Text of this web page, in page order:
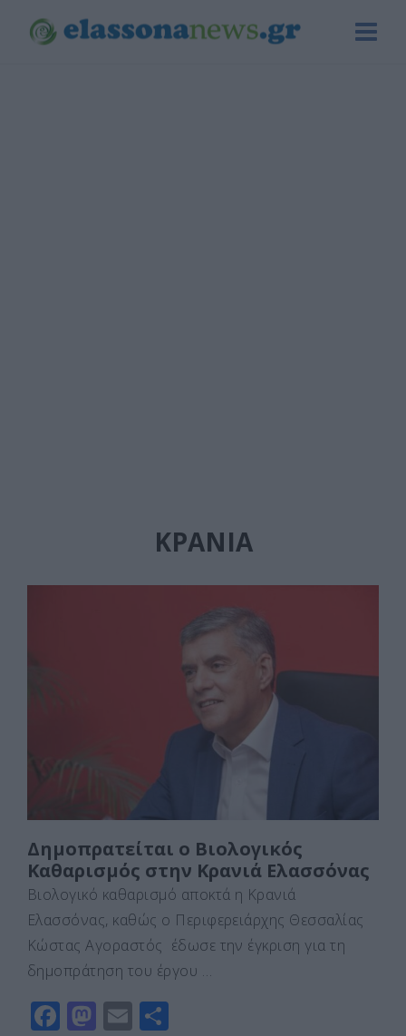
ΚΡΑΝΙΆ
Δημοπρατείται ο Βιολογικός
Καθαρισμός στην Κρανιά Ελασσόνας
Βιολογικό καθαρισμό αποκτά η Κρανιά
Ελασσόνας, καθώς ο Περιφερειάρχης Θεσσαλίας
Κώστας Αγοραστός έδωσε την έγκριση για τη
δημοπράτηση του έργου …
F M E